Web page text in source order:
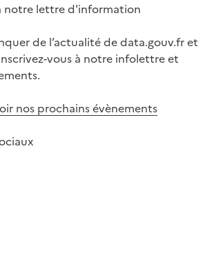
notre lettre d'information
de l’actualité de data.gouv.fr et
vous à notre infolettre et
nos prochains évènements